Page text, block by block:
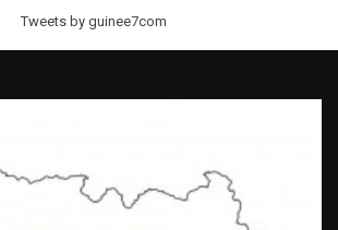
Tweets by guinee7com